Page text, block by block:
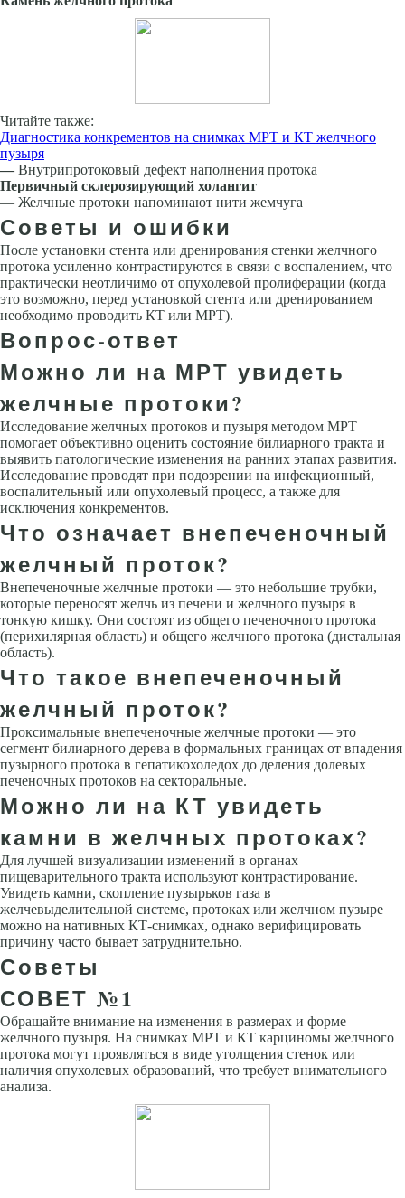
Читайте также:
Диагностика конкрементов на снимках МРТ и КТ желчного
пузыря
— Внутрипротоковый дефект наполнения протока
Первичный склерозирующий холангит
— Желчные протоки напоминают нити жемчуга
Советы и ошибки
После установки стента или дренирования стенки желчного
протока усиленно контрастируются в связи с воспалением, что
практически неотличимо от опухолевой пролиферации (когда
это возможно, перед установкой стента или дренированием
необходимо проводить КТ или МРТ).
Вопрос-ответ
Можно ли на МРТ увидеть
желчные протоки?
Исследование желчных протоков и пузыря методом МРТ
помогает объективно оценить состояние билиарного тракта и
выявить патологические изменения на ранних этапах развития.
Исследование проводят при подозрении на инфекционный,
воспалительный или опухолевый процесс, а также для
исключения конкрементов.
Что означает внепеченочный
желчный проток?
Внепеченочные желчные протоки — это небольшие трубки,
которые переносят желчь из печени и желчного пузыря в
тонкую кишку. Они состоят из общего печеночного протока
(перихилярная область) и общего желчного протока (дистальная
область).
Что такое внепеченочный
желчный проток?
Проксимальные внепеченочные желчные протоки — это
сегмент билиарного дерева в формальных границах от впадения
пузырного протока в гепатикохоледох до деления долевых
печеночных протоков на секторальные.
Можно ли на КТ увидеть
камни в желчных протоках?
Для лучшей визуализации изменений в органах
пищеварительного тракта используют контрастирование.
Увидеть камни, скопление пузырьков газа в
желчевыделительной системе, протоках или желчном пузыре
можно на нативных КТ-снимках, однако верифицировать
причину часто бывает затруднительно.
Советы
СОВЕТ №1
Обращайте внимание на изменения в размерах и форме
желчного пузыря. На снимках МРТ и КТ карциномы желчного
протока могут проявляться в виде утолщения стенок или
наличия опухолевых образований, что требует внимательного
анализа.